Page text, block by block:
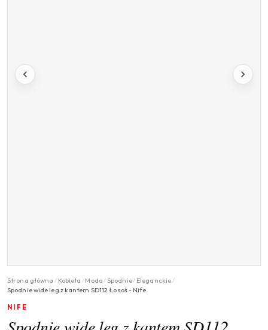
Strona główna / Kobieta /Moda/Spodnie/ Eleganckie/
Spodnie wide leg z kantem SD112 Łosoś - Nife
NIFE